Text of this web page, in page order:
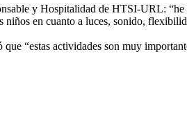
y Hospitalidad de HTSI-URL:
niños en cuanto a luces, sonido,
que “estas actividades son muy